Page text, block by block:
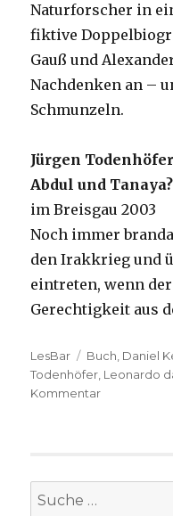
Naturforscher in
fiktive
Gauß und
Nachdenken an –
Schmunzeln.
Jürgen
Abdul und
im Breisgau 2003
Noch immer
den Irakkrieg und
eintreten, wenn
Gerechtigkeit aus
Kategorien
LesBar Tags
Buch Daniel
Todenhöfer Leonardo
Kommentar
Suche